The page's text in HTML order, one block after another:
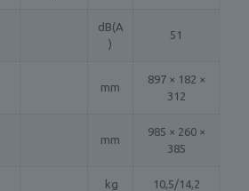
dB(A
)
51
mm
897 × 182 ×
312
mm
985 × 260 ×
385
kg 10,5/14,2